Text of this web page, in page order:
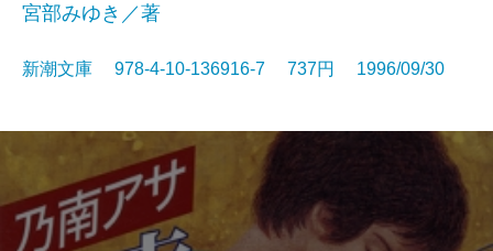
宮部みゆき／著
新潮文庫 978-4-10-136916-7 737円 1996/09/30